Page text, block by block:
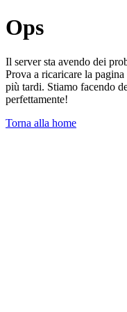
Ops
Il server sta avendo dei
Prova a ricaricare la
più tardi. Stiamo facendo
perfettamente!
Torna alla home